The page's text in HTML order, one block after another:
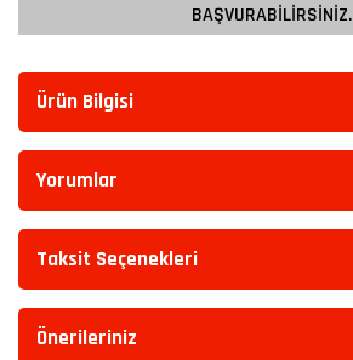
BAŞVURABİLİRSİNİZ.
Ürün Bilgisi
Yorumlar
Taksit Seçenekleri
Önerileriniz